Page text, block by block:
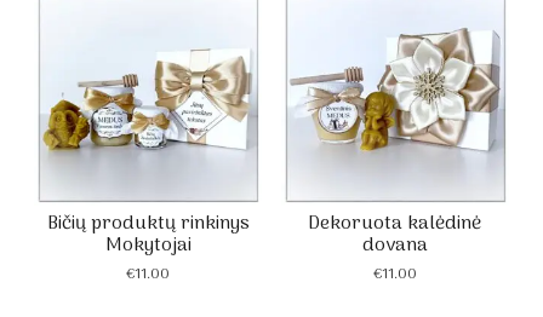
Bičių produktų rinkinys
Mokytojai
€11.00
Dekoruota kalėdinė
dovana
€11.00